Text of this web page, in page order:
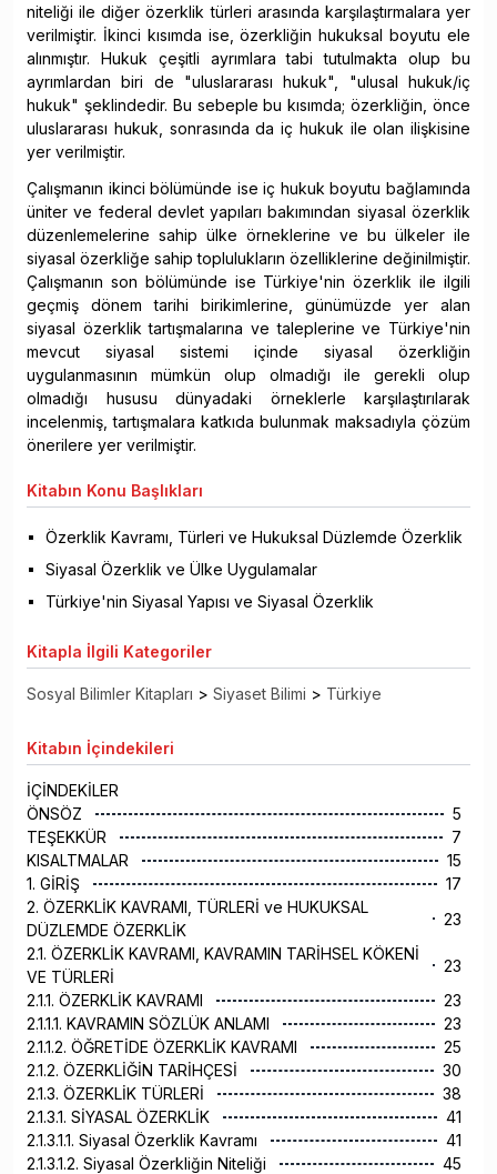
niteliği ile diğer özerklik türleri arasında karşılaştırmalara yer
verilmiştir. İkinci kısımda ise, özerkliğin hukuksal boyutu ele
alınmıştır. Hukuk çeşitli ayrımlara tabi tutulmakta olup bu
ayrımlardan biri de "uluslararası hukuk", "ulusal hukuk/iç
hukuk" şeklindedir. Bu sebeple bu kısımda; özerkliğin, önce
uluslararası hukuk, sonrasında da iç hukuk ile olan ilişkisine
yer verilmiştir.
Çalışmanın ikinci bölümünde ise iç hukuk boyutu bağlamında
üniter ve federal devlet yapıları bakımından siyasal özerklik
düzenlemelerine sahip ülke örneklerine ve bu ülkeler ile
siyasal özerkliğe sahip toplulukların özelliklerine değinilmiştir.
Çalışmanın son bölümünde ise Türkiye'nin özerklik ile ilgili
geçmiş dönem tarihi birikimlerine, günümüzde yer alan
siyasal özerklik tartışmalarına ve taleplerine ve Türkiye'nin
mevcut siyasal sistemi içinde siyasal özerkliğin
uygulanmasının mümkün olup olmadığı ile gerekli olup
olmadığı hususu dünyadaki örneklerle karşılaştırılarak
incelenmiş, tartışmalara katkıda bulunmak maksadıyla çözüm
önerilere yer verilmiştir.
Kitabın Konu Başlıkları
Özerklik Kavramı, Türleri ve Hukuksal Düzlemde Özerklik
Siyasal Özerklik ve Ülke Uygulamalar
Türkiye'nin Siyasal Yapısı ve Siyasal Özerklik
Kitapla İlgili Kategoriler
Sosyal Bilimler Kitapları > Siyaset Bilimi > Türkiye
Kitabın İçindekileri
İÇİNDEKİLER
ÖNSÖZ
5
TEŞEKKÜR
7
KISALTMALAR
15
1. GİRİŞ
17
2. ÖZERKLİK KAVRAMI, TÜRLERİ ve HUKUKSAL
DÜZLEMDE ÖZERKLİK
23
2.1. ÖZERKLİK KAVRAMI, KAVRAMIN TARİHSEL KÖKENİ
VE TÜRLERİ
23
2.1.1. ÖZERKLİK KAVRAMI
23
2.1.1.1. KAVRAMIN SÖZLÜK ANLAMI
23
2.1.1.2. ÖĞRETİDE ÖZERKLİK KAVRAMI
25
2.1.2. ÖZERKLİĞİN TARİHÇESİ
30
2.1.3. ÖZERKLİK TÜRLERİ
38
2.1.3.1. SİYASAL ÖZERKLİK
41
2.1.3.1.1. Siyasal Özerklik Kavramı
41
2.1.3.1.2. Siyasal Özerkliğin Niteliği
45